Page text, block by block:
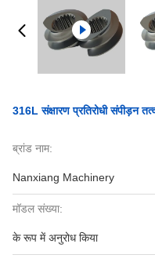
316L संक्षारण प्रतिरोधी संपीड़न
ब्रांड नाम:
Nanxiang Machinery
मॉडल संख्या:
के रूप में अनुरोध किया